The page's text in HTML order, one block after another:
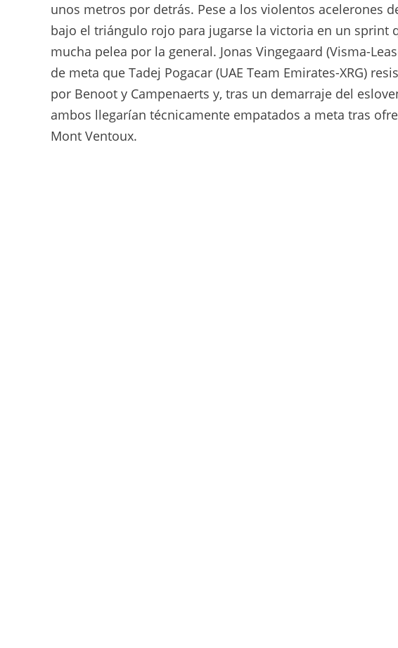
unos metros por detrás. Pese a los violentos acelerones
bajo el triángulo rojo para jugarse la victoria en un sprint
mucha pelea por la general. Jonas Vingegaard (Visma-
de meta que Tadej Pogacar (UAE Team Emirates-XRG)
por Benoot y Campenaerts y, tras un demarraje del
ambos llegarían técnicamente empatados a meta tras
Mont Ventoux.